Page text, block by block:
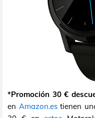
*Promoción 30 €
en Amazon.estienen